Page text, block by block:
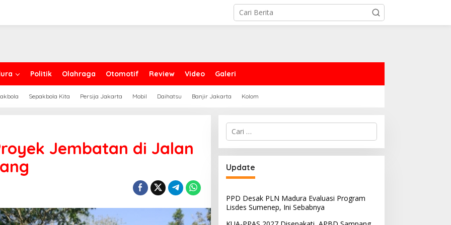
Politik Olahraga Otomotif Review Video Galeri
Sepakbola Kita Persija Jakarta Mobil Daihatsu Banjir Jakarta Kolom
Jembatan di Jalan
Cari
untuk:
Update
PPD Desak PLN Madura Evaluasi Program
Lisdes Sumenep, Ini Sebabnya